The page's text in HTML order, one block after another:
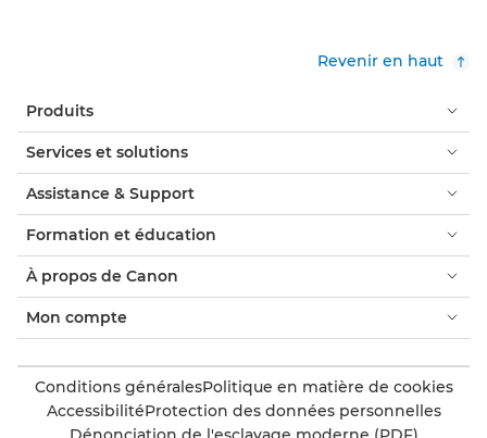
Revenir en haut
Produits
Services et solutions
Assistance & Support
Formation et éducation
À propos de Canon
Mon compte
Conditions généralesPolitique en matière de cookies
AccessibilitéProtection des données personnelles